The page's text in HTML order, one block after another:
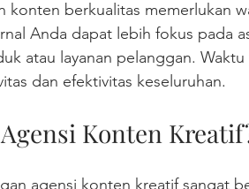
konten berkualitas memerlukan
Anda dapat lebih fokus pada
atau layanan pelanggan.
dan efektivitas keseluruhan.
Konten
agensi konten kreatif sangat